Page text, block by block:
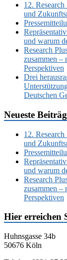
12.
und
und warum
Research
zusammen –
Perspektiven
Drei
Deutschen
Neueste
12.
und
und warum
Research
zusammen –
Perspektiven
Hier erreichen
Huhnsgasse 34b
50676 Köln